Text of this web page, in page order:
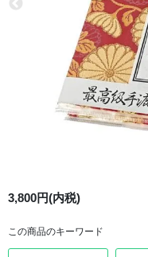
3,800円(内税)
この商品のキーワード